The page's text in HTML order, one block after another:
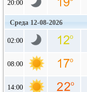
20:00
Среда 12-08-2026
02:00
08:00
14:00